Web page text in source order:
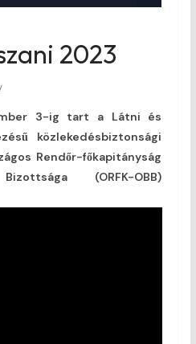
2023
3-ig tart a Látni és
közlekedésbiztonsági
Rendőr-főkapitányság
(ORFK-OBB)